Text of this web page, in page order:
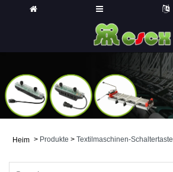
Heim > Produkte > Textilmaschinen-Schaltertaste